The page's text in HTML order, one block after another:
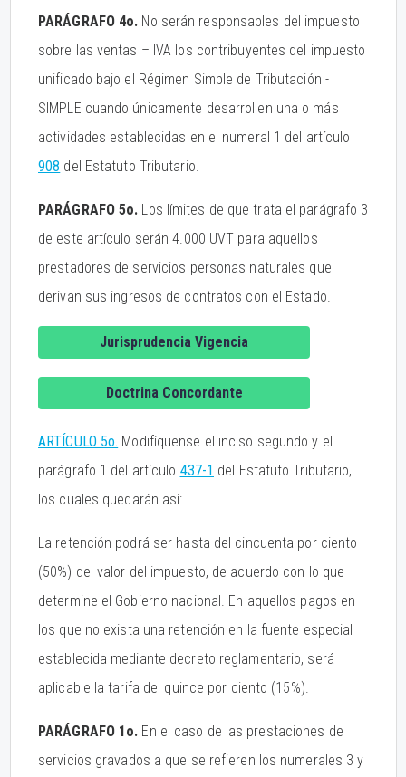
PARÁGRAFO 4o. No serán responsables del impuesto
sobre las ventas – IVA los contribuyentes del impuesto
unificado bajo el Régimen Simple de Tributación -
SIMPLE cuando únicamente desarrollen una o más
actividades establecidas en el numeral 1 del artículo
908 del Estatuto Tributario.
PARÁGRAFO 5o. Los límites de que trata el parágrafo 3
de este artículo serán 4.000 UVT para aquellos
prestadores de servicios personas naturales que
derivan sus ingresos de contratos con el Estado.
Jurisprudencia Vigencia
Doctrina Concordante
ARTÍCULO 5o. Modifíquense el inciso segundo y el
parágrafo 1 del artículo 437-1 del Estatuto Tributario,
los cuales quedarán así:
La retención podrá ser hasta del cincuenta por ciento
(50%) del valor del impuesto, de acuerdo con lo que
determine el Gobierno nacional. En aquellos pagos en
los que no exista una retención en la fuente especial
establecida mediante decreto reglamentario, será
aplicable la tarifa del quince por ciento (15%).
PARÁGRAFO 1o. En el caso de las prestaciones de
servicios gravados a que se refieren los numerales 3 y